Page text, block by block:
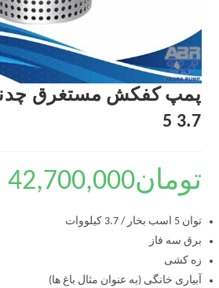
5 3.7
تومان42,700,000
توان 5 اسب بخار / 3.7 کیلووات
برق سه فاز
زه کشی
آبیاری خانگی (به عنوان مثال باغ ها)